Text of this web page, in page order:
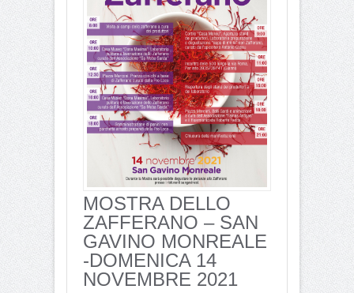
MOSTRA DELLO
ZAFFERANO – SAN
GAVINO MONREALE
-DOMENICA 14
NOVEMBRE 2021